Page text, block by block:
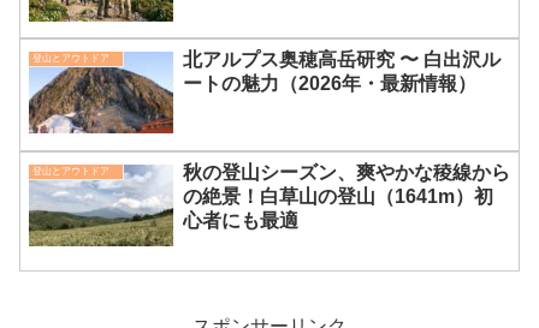
登山とアウトドア
北アルプス奥穂高岳研究 〜 白出沢ル
ートの魅力（2026年・最新情報）
登山とアウトドア
秋の登山シーズン、爽やかな稜線から
の絶景！白草山の登山（1641m）初
心者にも最適